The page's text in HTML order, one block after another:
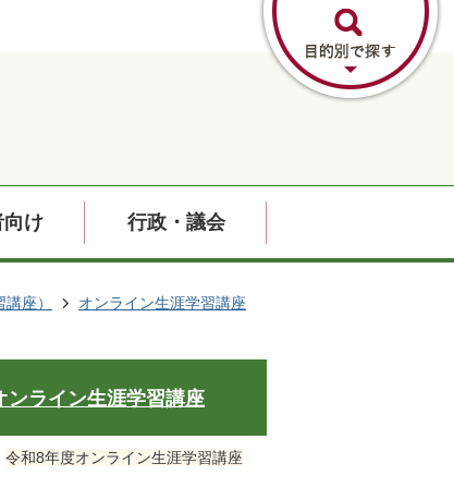
向け 行政・議会
座）
オンライン生涯学習講座
ンライン生涯学習講座
令和8年度オンライン生涯学習講座